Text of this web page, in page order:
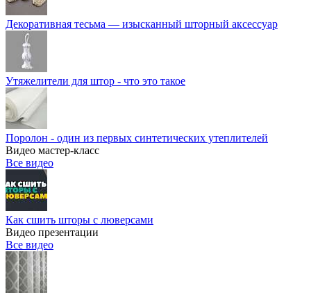
Декоративная тесьма — изысканный шторный аксессуар
Утяжелители для штор - что это такое
Поролон - один из первых синтетических утеплителей
Видео мастер-класс
Все видео
Как сшить шторы с люверсами
Видео презентации
Все видео